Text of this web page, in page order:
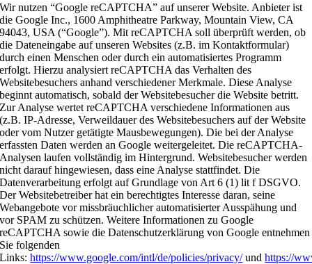
Wir nutzen “Google reCAPTCHA” auf unserer Website. Anbieter ist
die Google Inc., 1600 Amphitheatre Parkway, Mountain View, CA
94043, USA (“Google”). Mit reCAPTCHA soll überprüft werden, ob
die Dateneingabe auf unseren Websites (z.B. im Kontaktformular)
durch einen Menschen oder durch ein automatisiertes Programm
erfolgt. Hierzu analysiert reCAPTCHA das Verhalten des
Websitebesuchers anhand verschiedener Merkmale. Diese Analyse
beginnt automatisch, sobald der Websitebesucher die Website betritt.
Zur Analyse wertet reCAPTCHA verschiedene Informationen aus
(z.B. IP-Adresse, Verweildauer des Websitebesuchers auf der Website
oder vom Nutzer getätigte Mausbewegungen). Die bei der Analyse
erfassten Daten werden an Google weitergeleitet. Die reCAPTCHA-
Analysen laufen vollständig im Hintergrund. Websitebesucher werden
nicht darauf hingewiesen, dass eine Analyse stattfindet. Die
Datenverarbeitung erfolgt auf Grundlage von Art 6 (1) lit f DSGVO.
Der Websitebetreiber hat ein berechtigtes Interesse daran, seine
Webangebote vor missbräuchlicher automatisierter Ausspähung und
vor SPAM zu schützen. Weitere Informationen zu Google
reCAPTCHA sowie die Datenschutzerklärung von Google entnehmen
Sie folgenden
Links:https://www.google.com/intl/de/policies/privacy/undhttps://